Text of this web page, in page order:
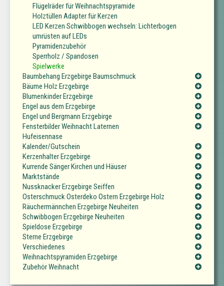
Flügelräder für Weihnachtspyramide
Holztüllen Adapter für Kerzen
LED Kerzen Schwibbogen wechseln: Lichterbogen
umrüsten auf LEDs
Pyramidenzubehör
Sperrholz / Spandosen
Spielwerke
Baumbehang Erzgebirge Baumschmuck
Bäume Holz Erzgebirge
Blumenkinder Erzgebirge
Engel aus dem Erzgebirge
Engel und Bergmann Erzgebirge
Fensterbilder Weihnacht Laternen
Hufeisennase
Kalender/Gutschein
Kerzenhalter Erzgebirge
Kurrende Sänger Kirchen und Häuser
Marktstände
Nussknacker Erzgebirge Seiffen
Osterschmuck Osterdeko Ostern Erzgebirge Holz
Räuchermännchen Erzgebirge Neuheiten
Schwibbogen Erzgebirge Neuheiten
Spieldose Erzgebirge
Sterne Erzgebirge
Verschiedenes
Weihnachtspyramiden Erzgebirge
Zubehör Weihnacht